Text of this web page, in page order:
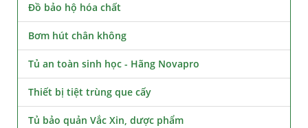
Đồ bảo hộ hóa chất
Bơm hút chân không
Tủ an toàn sinh học - Hãng Novapro
Thiết bị tiệt trùng que cấy
Tủ bảo quản Vắc Xin, dược phẩm